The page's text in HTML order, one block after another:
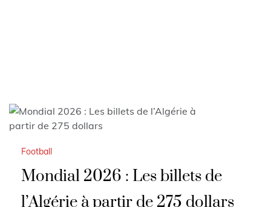
Football
Mondial 2026 : Les billets de
l’Algérie à partir de 275 dollars